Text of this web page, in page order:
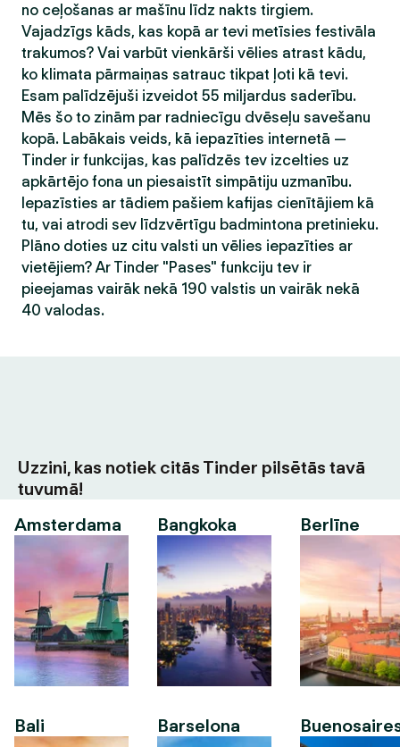
no ceļošanas ar mašīnu līdz nakts tirgiem.
Vajadzīgs kāds, kas kopā ar tevi metīsies festivāla
trakumos? Vai varbūt vienkārši vēlies atrast kādu,
ko klimata pārmaiņas satrauc tikpat ļoti kā tevi.
Esam palīdzējuši izveidot 55 miljardus saderību.
Mēs šo to zinām par radniecīgu dvēseļu savešanu
kopā. Labākais veids, kā iepazīties internetā —
Tinder ir funkcijas, kas palīdzēs tev izcelties uz
apkārtējo fona un piesaistīt simpātiju uzmanību.
Iepazīsties ar tādiem pašiem kafijas cienītājiem kā
tu, vai atrodi sev līdzvērtīgu badmintona pretinieku.
Plāno doties uz citu valsti un vēlies iepazīties ar
vietējiem? Ar Tinder "Pases" funkciju tev ir
pieejamas vairāk nekā 190 valstis un vairāk nekā
40 valodas.
Uzzini, kas notiek citās Tinder pilsētās tavā
tuvumā!
Amsterdama
Bali
Bangkoka
Barselona
Berlīne